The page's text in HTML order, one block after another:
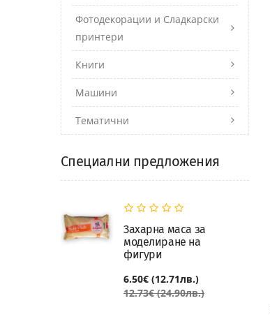
Фотодекорации и Сладкарски
принтери
Книги
Машини
Тематични
Специални предложения
Захарна маса за
моделиране на
фигури
6.50€ (12.71лв.)
12.73€ (24.90лв.)